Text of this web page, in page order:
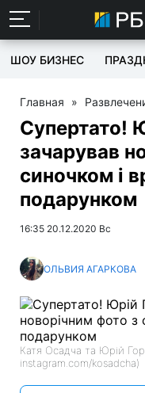
ШОУ БИЗНЕС
Главная »
Супертато!
зачарував
синочком і
подарунком
16:35 20.12.2020 Вс
ОЛЬВИЯ АГАРКОВА
Катя Осадча та Юрій
instagram.com/kosadcha)